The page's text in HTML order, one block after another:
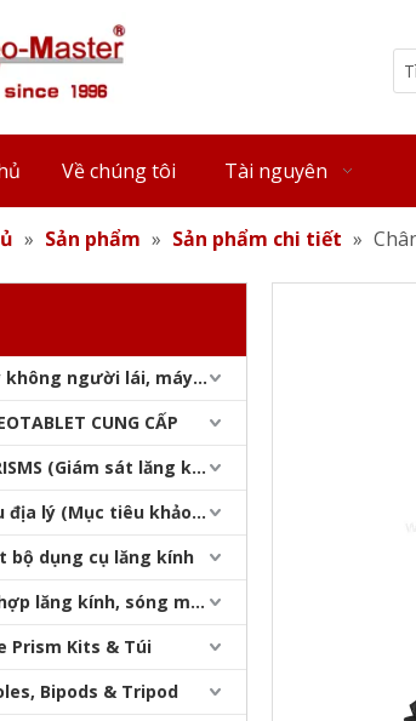
Về chúng tôi Tài nguyên
» Sản phẩm » Sản phẩm chi tiết »
Máy bay không người lái, máy quét laser, máy theo dõi laser & slam
CUNG CẤP
Địa lý PRISMS (Giám sát lăng kính)
Mục tiêu địa lý (Mục tiêu khảo sát)
bộ dụng cụ lăng kính
Bộ điều hợp lăng kính, sóng mang & bộ nhớ
Prism Kits & Túi
Bipods & Tripod
Chân máy thang máy GPS (2,1m)